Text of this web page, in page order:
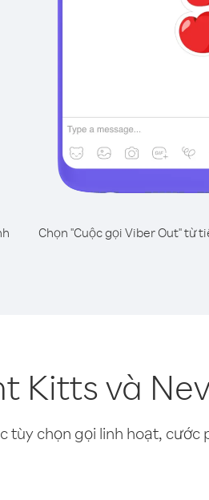
Chọn "Cuộc gọi Viber Out" từ
Kitts và
tùy chọn gọi linh hoạt, cước